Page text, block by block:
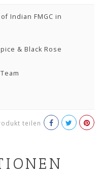
Indian FMGC in
& Black Rose
teilen